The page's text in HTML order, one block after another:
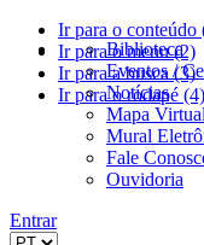
Ir para o conteúdo
Ir para o menu (2)
Ir para a busca (3)
Ir para o rodapé (4)
Biblioteca
Eventos /
Notícias
Mapa Virtual
Mural
Fale
Ouvidoria
Entrar